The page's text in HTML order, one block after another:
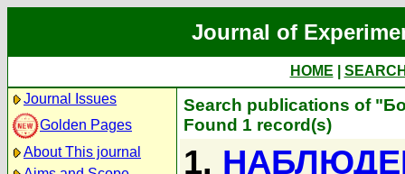
Journal of
HOME
Journal Issues
Golden Pages
About This journal
Search publications of
Found 1 record(s)
1.